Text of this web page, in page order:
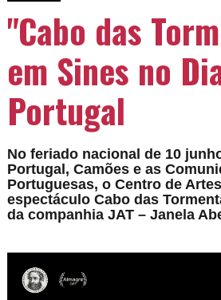
"Cabo das
em Sines no
Portugal
No feriado nacional de 10
Portugal, Camões e as
Portuguesas, o Centro de
espectáculo Cabo das
da companhia JAT – Janela